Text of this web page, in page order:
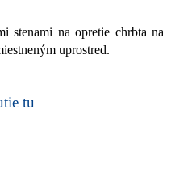
stenami na opretie chrbta na
uprostred.
tu